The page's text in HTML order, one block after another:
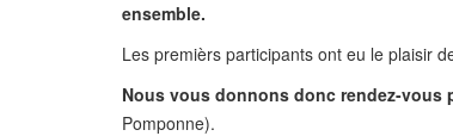
ensemble.
Les premièrs participants ont eu le plaisir
Nous vous donnons donc rendez-vous
Pomponne).